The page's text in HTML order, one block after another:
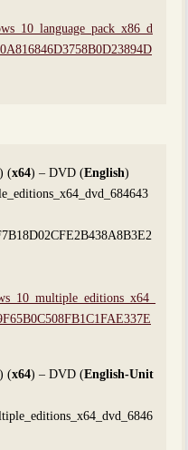
(x64) – DVD (English)
(x64) – DVD (English-Unit